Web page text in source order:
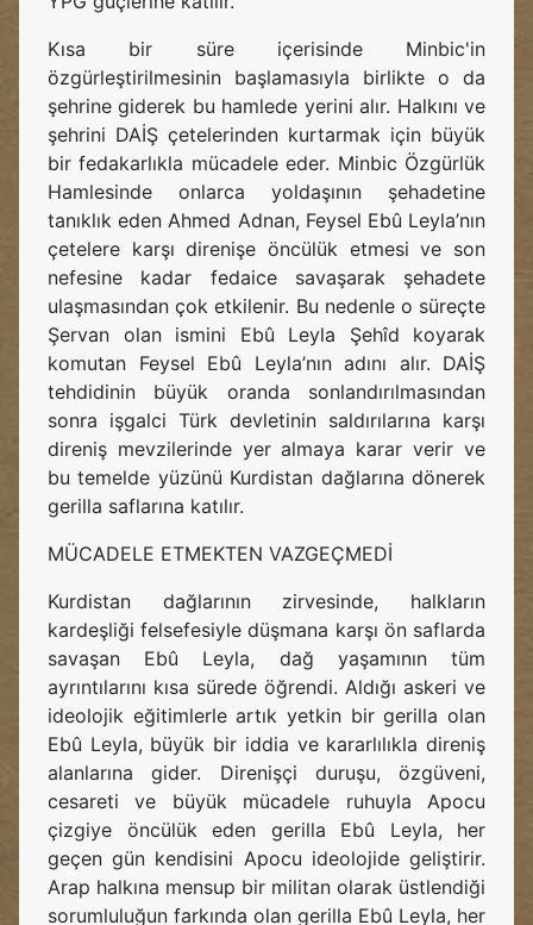
Kısa bir süre içerisinde Minbic'in
özgürleştirilmesinin başlamasıyla birlikte o da
şehrine giderek bu hamlede yerini alır. Halkını ve
şehrini DAİŞ çetelerinden kurtarmak için büyük
bir fedakarlıkla mücadele eder. Minbic Özgürlük
Hamlesinde onlarca yoldaşının şehadetine
tanıklık eden Ahmed Adnan, Feysel Ebû Leyla’nın
çetelere karşı direnişe öncülük etmesi ve son
nefesine kadar fedaice savaşarak şehadete
ulaşmasından çok etkilenir. Bu nedenle o süreçte
Şervan olan ismini Ebû Leyla Şehîd koyarak
komutan Feysel Ebû Leyla’nın adını alır. DAİŞ
tehdidinin büyük oranda sonlandırılmasından
sonra işgalci Türk devletinin saldırılarına karşı
direniş mevzilerinde yer almaya karar verir ve
bu temelde yüzünü Kurdistan dağlarına dönerek
gerilla saflarına katılır.
MÜCADELE ETMEKTEN VAZGEÇMEDİ
Kurdistan dağlarının zirvesinde, halkların
kardeşliği felsefesiyle düşmana karşı ön saflarda
savaşan Ebû Leyla, dağ yaşamının tüm
ayrıntılarını kısa sürede öğrendi. Aldığı askeri ve
ideolojik eğitimlerle artık yetkin bir gerilla olan
Ebû Leyla, büyük bir iddia ve kararlılıkla direniş
alanlarına gider. Direnişçi duruşu, özgüveni,
cesareti ve büyük mücadele ruhuyla Apocu
çizgiye öncülük eden gerilla Ebû Leyla, her
geçen gün kendisini Apocu ideolojide geliştirir.
Arap halkına mensup bir militan olarak üstlendiği
sorumluluğun farkında olan gerilla Ebû Leyla, her